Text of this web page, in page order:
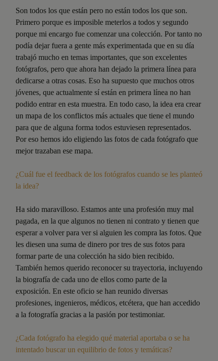
Son todos los que están pero no están todos los que son.
Primero porque es imposible meterlos a todos y segundo
porque mi encargo fue comenzar una colección. Por tanto no
podía dejar fuera a gente más experimentada que en su día
trabajó mucho en temas importantes, que son excelentes
fotógrafos, pero que ahora han dejado la primera línea para
dedicarse a otras cosas. Eso ha supuesto que muchos otros
jóvenes, que actualmente sí están en primera línea no han
podido entrar en esta muestra. En todo caso, la idea era crear
un mapa de los conflictos más actuales que tiene el mundo
para que de alguna forma todos estuviesen representados.
Por eso hemos ido eligiendo las fotos de cada fotógrafo que
mejor trazaban ese mapa.
¿Cuál fue el feedback de los fotógrafos cuando se les planteó
la idea?
Ha sido maravilloso. Estamos ante una profesión muy mal
pagada, en la que algunos no tienen ni contrato y tienen que
esperar a volver para ver si alguien les compra las fotos. Que
les diesen una suma de dinero por tres de sus fotos para
formar parte de una colección ha sido bien recibido.
También hemos querido reconocer su trayectoria, incluyendo
la biografía de cada uno de ellos como parte de la
exposición. En este oficio se han reunido diversas
profesiones, ingenieros, médicos, etcétera, que han accedido
a la fotografía gracias a la pasión por testimoniar.
¿Cada fotógrafo ha elegido qué material aportaba o se ha
intentado buscar un equilibrio de fotos y temáticas?